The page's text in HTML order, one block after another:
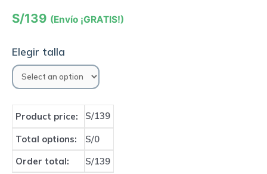
S/139 (Envío ¡GRATIS!)
Elegir talla
Product price: S/139
Total options:
S/0
Order total:
S/139